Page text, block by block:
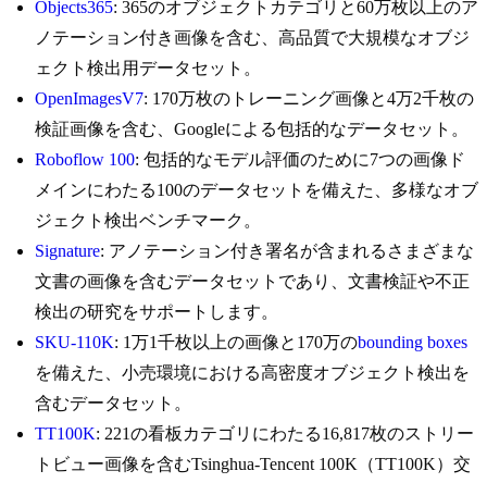
Objects365: 365のオブジェクトカテゴリと60万枚以上のア
ノテーション付き画像を含む、高品質で大規模なオブジ
ェクト検出用データセット。
OpenImagesV7: 170万枚のトレーニング画像と4万2千枚の
検証画像を含む、Googleによる包括的なデータセット。
Roboflow 100: 包括的なモデル評価のために7つの画像ド
メインにわたる100のデータセットを備えた、多様なオブ
ジェクト検出ベンチマーク。
Signature: アノテーション付き署名が含まれるさまざまな
文書の画像を含むデータセットであり、文書検証や不正
検出の研究をサポートします。
SKU-110K: 1万1千枚以上の画像と170万のbounding boxes
を備えた、小売環境における高密度オブジェクト検出を
含むデータセット。
TT100K: 221の看板カテゴリにわたる16,817枚のストリー
トビュー画像を含むTsinghua-Tencent 100K（TT100K）交